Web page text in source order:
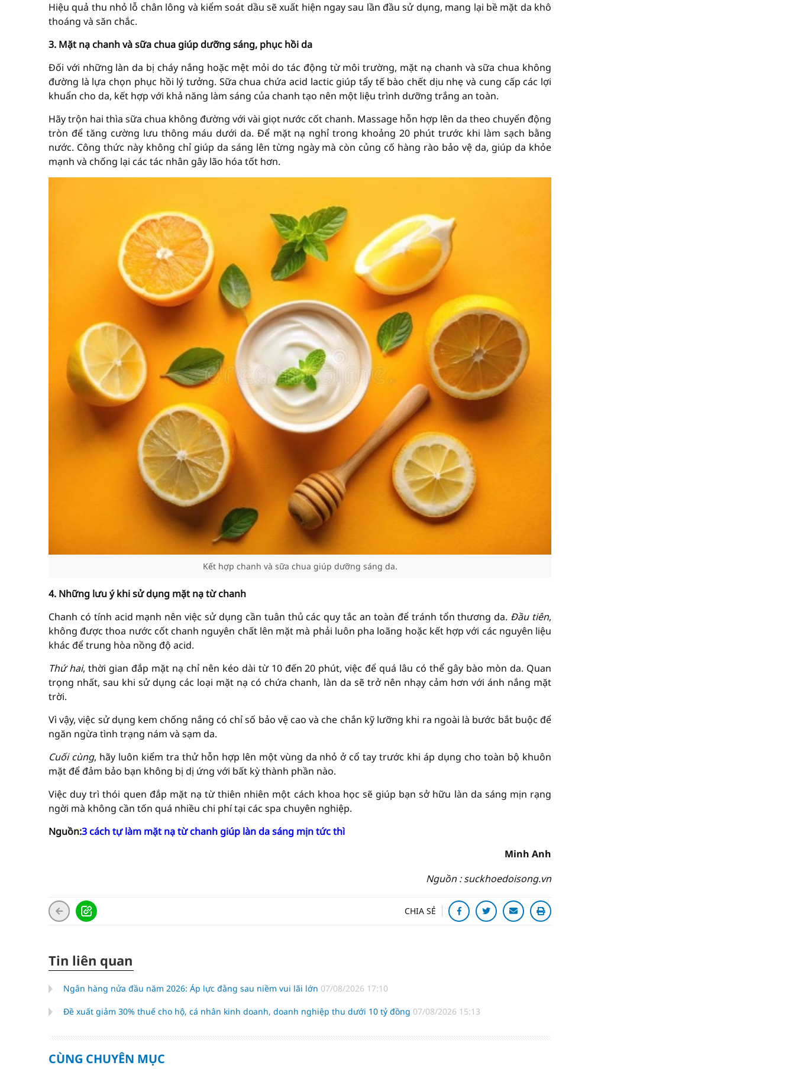
Hiệu quả thu nhỏ lỗ chân lông và kiểm soát dầu sẽ xuất hiện ngay sau lần đầu sử dụng, mang lại bề mặt da khô
thoáng và săn chắc.
3. Mặt nạ chanh và sữa chua giúp dưỡng sáng, phục hồi da
Đối với những làn da bị cháy nắng hoặc mệt mỏi do tác động từ môi trường, mặt nạ chanh và sữa chua không
đường là lựa chọn phục hồi lý tưởng. Sữa chua chứa acid lactic giúp tẩy tế bào chết dịu nhẹ và cung cấp các lợi
khuẩn cho da, kết hợp với khả năng làm sáng của chanh tạo nên một liệu trình dưỡng trắng an toàn.
Hãy trộn hai thìa sữa chua không đường với vài giọt nước cốt chanh. Massage hỗn hợp lên da theo chuyển động
tròn để tăng cường lưu thông máu dưới da. Để mặt nạ nghỉ trong khoảng 20 phút trước khi làm sạch bằng
nước. Công thức này không chỉ giúp da sáng lên từng ngày mà còn củng cố hàng rào bảo vệ da, giúp da khỏe
mạnh và chống lại các tác nhân gây lão hóa tốt hơn.
Kết hợp chanh và sữa chua giúp dưỡng sáng da.
4. Những lưu ý khi sử dụng mặt nạ từ chanh
Chanh có tính acid mạnh nên việc sử dụng cần tuân thủ các quy tắc an toàn để tránh tổn thương da. Đầu tiên,
không được thoa nước cốt chanh nguyên chất lên mặt mà phải luôn pha loãng hoặc kết hợp với các nguyên liệu
khác để trung hòa nồng độ acid.
Thứ hai, thời gian đắp mặt nạ chỉ nên kéo dài từ 10 đến 20 phút, việc để quá lâu có thể gây bào mòn da. Quan
trọng nhất, sau khi sử dụng các loại mặt nạ có chứa chanh, làn da sẽ trở nên nhạy cảm hơn với ánh nắng mặt
trời.
Vì vậy, việc sử dụng kem chống nắng có chỉ số bảo vệ cao và che chắn kỹ lưỡng khi ra ngoài là bước bắt buộc để
ngăn ngừa tình trạng nám và sạm da.
Cuối cùng, hãy luôn kiểm tra thử hỗn hợp lên một vùng da nhỏ ở cổ tay trước khi áp dụng cho toàn bộ khuôn
mặt để đảm bảo bạn không bị dị ứng với bất kỳ thành phần nào.
Việc duy trì thói quen đắp mặt nạ từ thiên nhiên một cách khoa học sẽ giúp bạn sở hữu làn da sáng mịn rạng
ngời mà không cần tốn quá nhiều chi phí tại các spa chuyên nghiệp.
Nguồn:3 cách tự làm mặt nạ từ chanh giúp làn da sáng mịn tức thì
Minh Anh
Nguồn : suckhoedoisong.vn
CHIA SẺ
Tin liên quan
Ngân hàng nửa đầu năm 2026: Áp lực đằng sau niềm vui lãi lớn 07/08/2026 17:10
Đề xuất giảm 30% thuế cho hộ, cá nhân kinh doanh, doanh nghiệp thu dưới 10 tỷ đồng 07/08/2026 15:13
CÙNG CHUYÊN MỤC